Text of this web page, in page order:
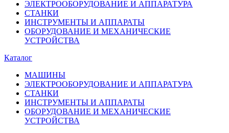
ЭЛЕКТРООБОРУДОВАНИЕ И АППАРАТУРА
СТАНКИ
ИНСТРУМЕНТЫ И АППАРАТЫ
ОБОРУДОВАНИЕ И МЕХАНИЧЕСКИЕ
УСТРОЙСТВА
Каталог
МАШИНЫ
ЭЛЕКТРООБОРУДОВАНИЕ И АППАРАТУРА
СТАНКИ
ИНСТРУМЕНТЫ И АППАРАТЫ
ОБОРУДОВАНИЕ И МЕХАНИЧЕСКИЕ
УСТРОЙСТВА